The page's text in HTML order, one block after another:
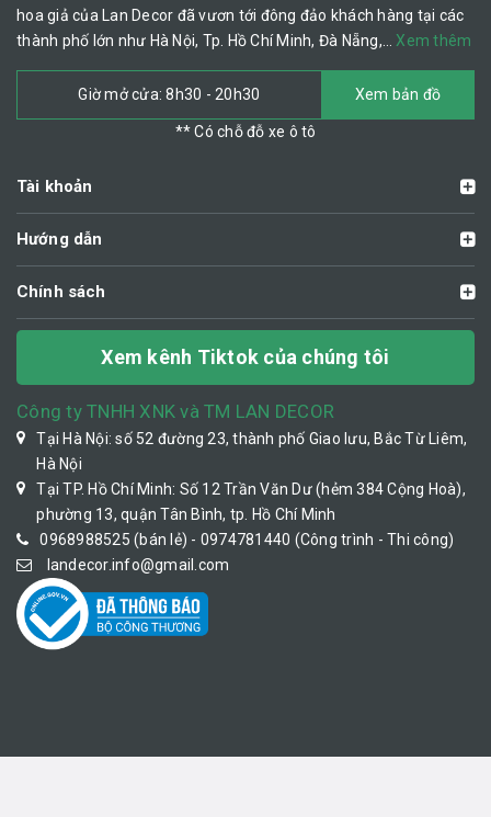
hoa giả của Lan Decor đã vươn tới đông đảo khách hàng tại các
thành phố lớn như Hà Nội, Tp. Hồ Chí Minh, Đà Nẵng,… Xem thêm
Giờ mở cửa: 8h30 - 20h30 Xem bản đồ
** Có chỗ đỗ xe ô tô
Tài khoản
Hướng dẫn
Chính sách
Xem kênh Tiktok của chúng tôi
Công ty TNHH XNK và TM LAN DECOR
Tại Hà Nội: số 52 đường 23, thành phố Giao lưu, Bắc Từ Liêm,
Hà Nội
Tại TP. Hồ Chí Minh: Số 12 Trần Văn Dư (hẻm 384 Cộng Hoà),
phường 13, quận Tân Bình, tp. Hồ Chí Minh
0968988525 (bán lẻ) - 0974781440 (Công trình - Thi công)
landecor.info@gmail.com